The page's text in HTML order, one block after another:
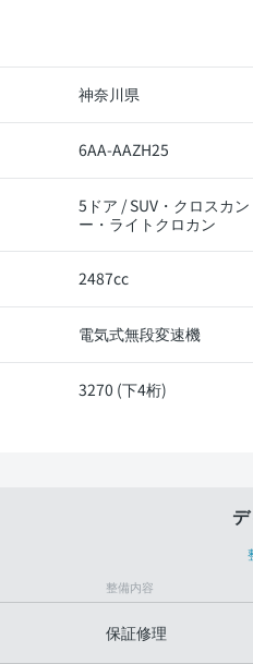
神奈川県
6AA-AAZH25
5ドア / SUV・クロスカン
ー・ライトクロカン
2487cc
電気式無段変速機
3270 (下4桁)
整備内容
保証修理